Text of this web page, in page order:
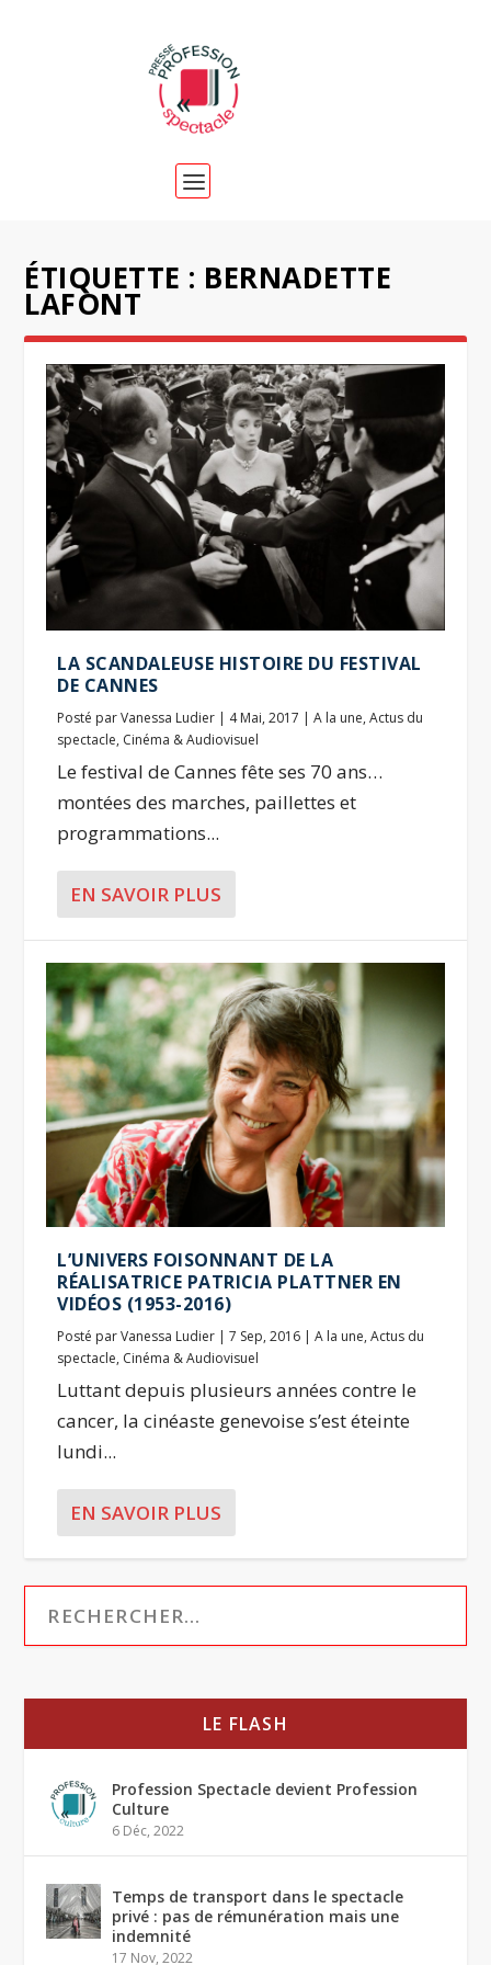
ÉTIQUETTE : BERNADETTE
LAFONT
LA SCANDALEUSE HISTOIRE DU FESTIVAL
DE CANNES
Posté parVanessa Ludier | 4 Mai, 2017 |A la une,Actus du
spectacle, Cinéma & Audiovisuel
Le festival de Cannes fête ses 70 ans…
montées des marches, paillettes et
programmations...
EN SAVOIR PLUS
L’UNIVERS FOISONNANT DE LA
RÉALISATRICE PATRICIA PLATTNER EN
VIDÉOS (1953-2016)
Posté parVanessa Ludier |7 Sep, 2016 |A la une,Actus du
spectacle, Cinéma & Audiovisuel
Luttant depuis plusieurs années contre le
cancer, la cinéaste genevoise s’est éteinte
lundi...
EN SAVOIR PLUS
LE FLASH
Profession Spectacle devient Profession
Culture
6 Déc, 2022
Temps de transport dans le spectacle
privé : pas de rémunération mais une
indemnité
17 Nov, 2022